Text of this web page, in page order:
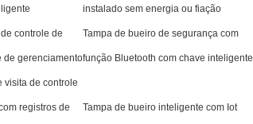
instalado sem energia ou fiação
controle de
de gerenciamento
Tampa de bueiro de segurança com
função Bluetooth com chave inteligente
visita de controle
registros de Tampa de bueiro inteligente com Iot